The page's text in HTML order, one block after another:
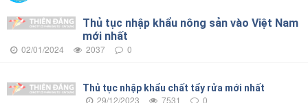
Thủ tục nhập khẩu nông sản vào Việt Nam
mới nhất
02/01/2024 2037 0
Thủ tục nhập khẩu chất tẩy rửa mới nhất
29/12/2023 7531 0